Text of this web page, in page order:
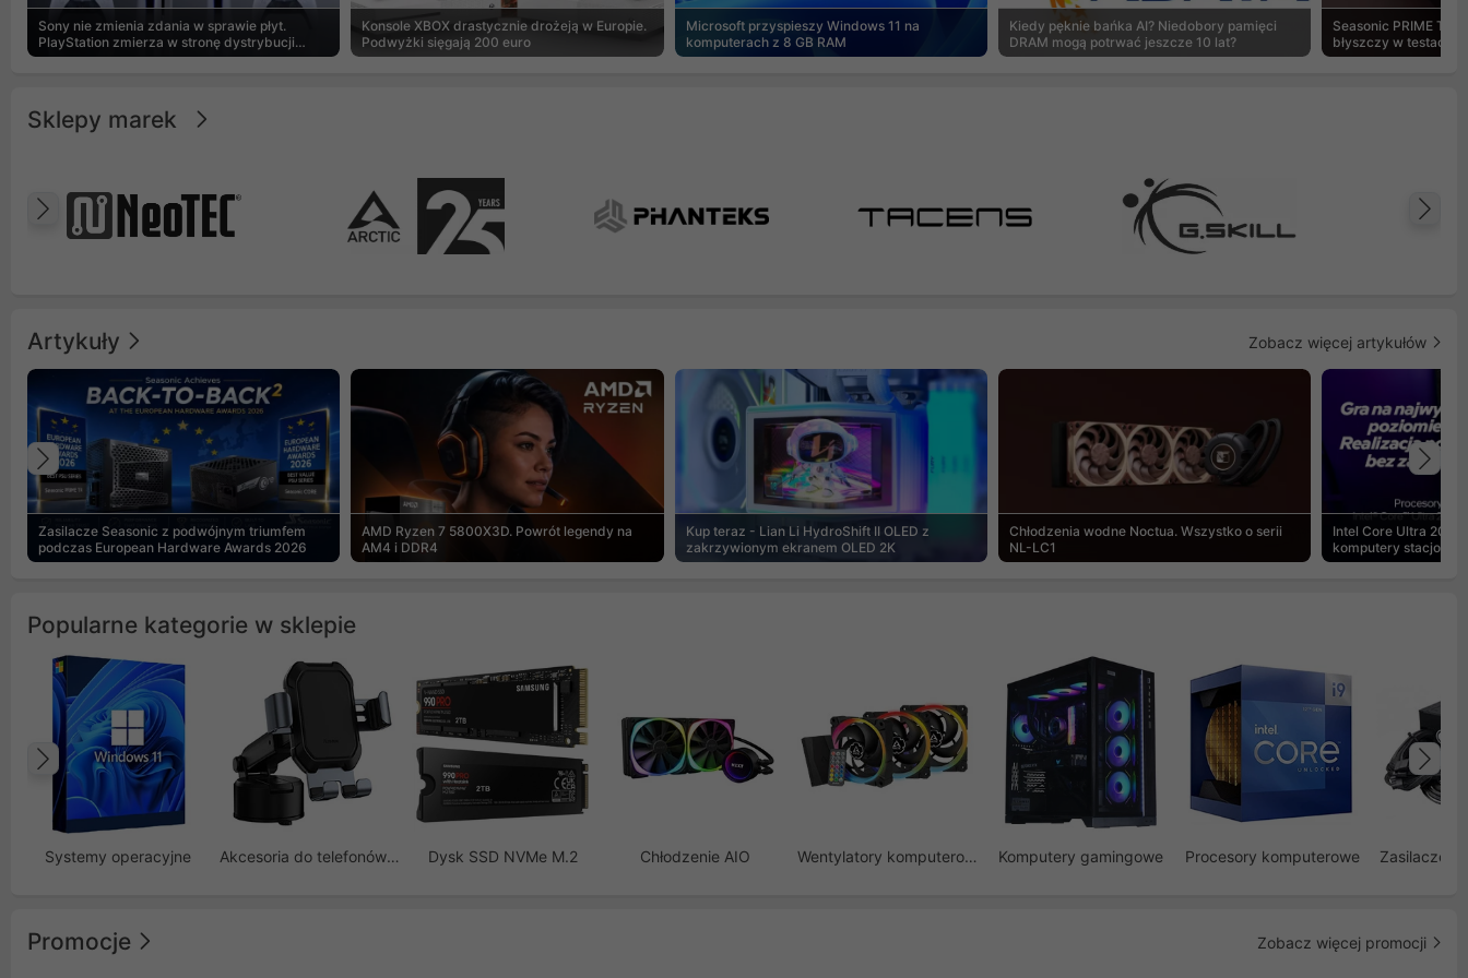
Sony nie zmienia zdania w sprawie płyt.
PlayStation zmierza w stronę dystrybucji
cyfrowej
Konsole XBOX drastycznie drożeją w Europie.
Podwyżki sięgają 200 euro
Microsoft przyspieszy Windows 11 na
komputerach z 8 GB RAM
Kiedy pęknie bańka AI? Niedobory pamięci
DRAM mogą potrwać jeszcze 10 lat?
Seasonic PRIME
błyszczy w testach
Sklepy marek
Poprzedni
Artykuły Zobacz więcej artykułów
Zasilacze Seasonic z podwójnym triumfem
podczas European Hardware Awards 2026
AMD Ryzen 7 5800X3D. Powrót legendy na
AM4 i DDR4
Kup teraz - Lian Li HydroShift II OLED z
zakrzywionym ekranem OLED 2K
Chłodzenia wodne Noctua. Wszystko o serii
NL-LC1
Intel Core Ultra 200S
komputery
Poprzedni
Popularne kategorie w sklepie
Systemy operacyjne Akcesoria do telefonów GSM Dysk SSD NVMe M.2 Chłodzenie AIO Wentylatory komputerowe Komputery gamingowe Procesory komputerowe Zasilacze
Poprzedni
Promocje Zobacz więcej promocji